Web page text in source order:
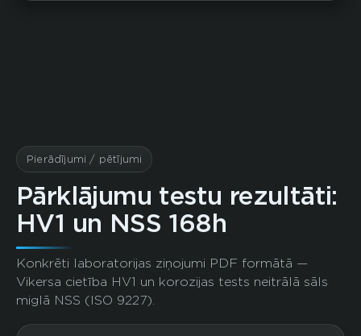
Pierādījumi / pētījumi
Pārklājumu testu rezultāti:
HV1 un NSS 168h
Konkrēti laboratorijas ziņojumi PDF formātā —
Vikersa cietība HV1 un korozijas tests neitrālā sāls
miglā NSS (ISO 9227).